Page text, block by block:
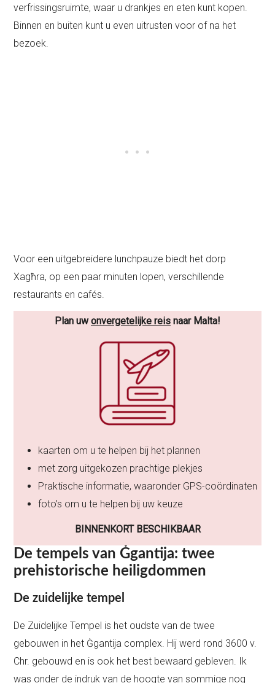
verfrissingsruimte, waar u drankjes en eten kunt kopen.
Binnen en buiten kunt u even uitrusten voor of na het
bezoek.
Voor een uitgebreidere lunchpauze biedt het dorp
Xagħra, op een paar minuten lopen, verschillende
restaurants en cafés.
Plan uwonvergetelijke reis naar Malta!
kaarten om u te helpen bij het plannen
met zorg uitgekozen prachtige plekjes
Praktische informatie, waaronder GPS-coördinaten
foto’s om u te helpen bij uw keuze
BINNENKORT BESCHIKBAAR
De tempels van Ġgantija: twee
prehistorische heiligdommen
De zuidelijke tempel
De Zuidelijke Tempel is het oudste van de twee
gebouwen in het Ġgantija complex. Hij werd rond 3600 v.
Chr. gebouwd en is ook het best bewaard gebleven. Ik
was onder de indruk van de hoogte van sommige nog